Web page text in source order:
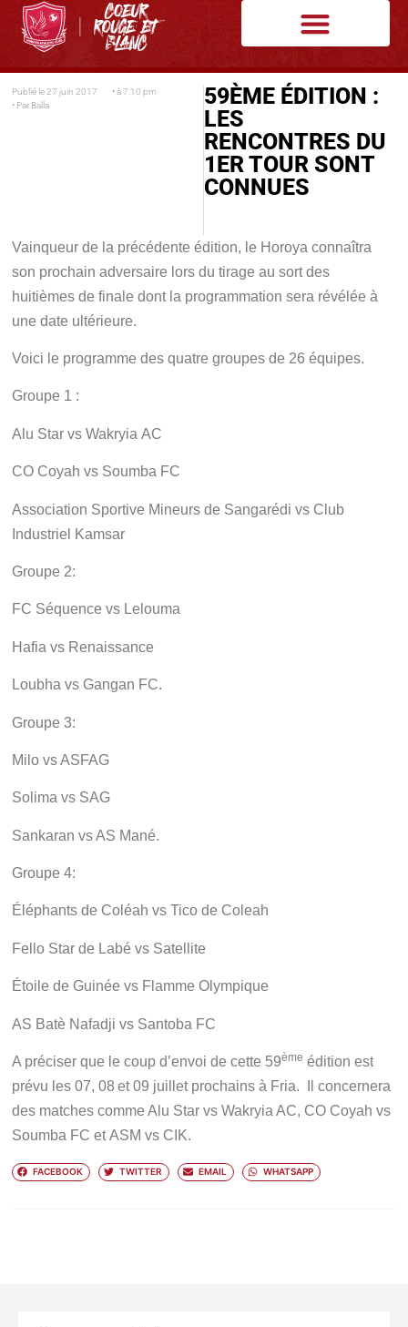
Publié le 27 juin 2017 • à 7:10 pm
• Par Balla
59ÈME ÉDITION :
LES
RENCONTRES DU
1ER TOUR SONT
CONNUES
Vainqueur de la précédente édition, le Horoya connaîtra
son prochain adversaire lors du tirage au sort des
huitièmes de finale dont la programmation sera révélée à
une date ultérieure.
Voici le programme des quatre groupes de 26 équipes.
Groupe 1 :
Alu Star vs Wakryia AC
CO Coyah vs Soumba FC
Association Sportive Mineurs de Sangarédi vs Club
Industriel Kamsar
Groupe 2:
FC Séquence vs Lelouma
Hafia vs Renaissance
Loubha vs Gangan FC.
Groupe 3:
Milo vs ASFAG
Solima vs SAG
Sankaran vs AS Mané.
Groupe 4:
Éléphants de Coléah vs Tico de Coleah
Fello Star de Labé vs Satellite
Étoile de Guinée vs Flamme Olympique
AS Batè Nafadji vs Santoba FC
A préciser que le coup d’envoi de cette 59ème édition est
prévu les 07, 08 et 09 juillet prochains à Fria. Il concernera
des matches comme Alu Star vs Wakryia AC, CO Coyah vs
Soumba FC et ASM vs CIK.
FACEBOOK TWITTER EMAIL WHATSAPP